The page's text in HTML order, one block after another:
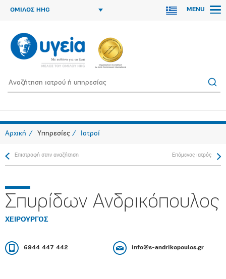
ΟΜΙΛΟΣ HHG MENU
Αρχική Υπηρεσίες Ιατροί
Επιστροφή στην αναζήτηση Επόμενος ιατρός
Σπυρίδων Ανδρικόπουλος
ΧΕΙΡΟΥΡΓΟΣ
6944 447 442 info@s-andrikopoulos.gr